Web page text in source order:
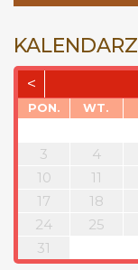
KALENDARZ
<
PON. WT.
3
4
10
11
17
18
24
25
31